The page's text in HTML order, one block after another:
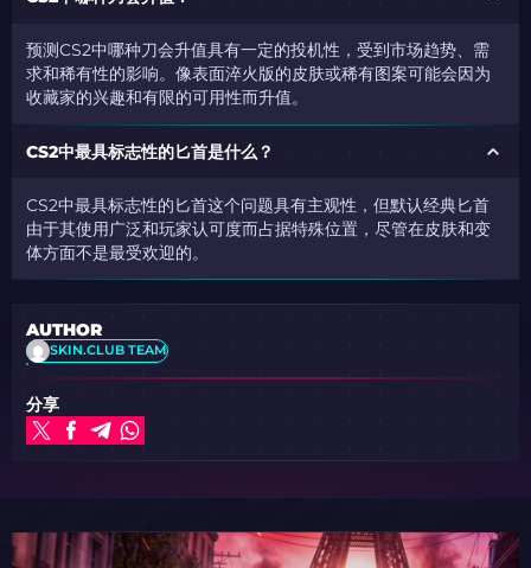
预测CS2中哪种刀会升值具有一定的投机性 ，受到市场趋势、需
求和稀有性的影响。像表面淬火版的皮肤或稀有图案可能会因为
收藏家的兴趣和有限的可用性而升值。
CS2中最具标志性的匕首是什么？
CS2中最具标志性的 匕首这个问题具有主观性，但默认经典匕首
由于其使用广泛和玩家认可度而占据特殊位置，尽管在皮肤和变
体方面不是最受欢迎的。
AUTHOR
SKIN.CLUB TEAM
分享